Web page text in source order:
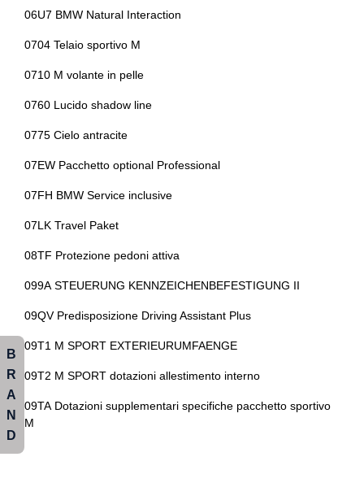
Sospensioni sportive
Specchietti retrovisori elettrici e riscaldabili
Spoiler
Kit attrezzi
Kit emergenza
Kit riparazione pneumatici / tirefit
Limitatore di velocità
Mild hybrid
Pacchetto
Personal esim
Personalizzazioni linea e stile
06U7 BMW Natural Interaction
0704 Telaio sportivo M
0710 M volante in pelle
0760 Lucido shadow line
0775 Cielo antracite
07EW Pacchetto optional Professional
07FH BMW Service inclusive
07LK Travel Paket
08TF Protezione pedoni attiva
099A STEUERUNG KENNZEICHENBEFESTIGUNG II
09QV Predisposizione Driving Assistant Plus
09T1 M SPORT EXTERIEURUMFAENGE
09T2 M SPORT dotazioni allestimento interno
09TA Dotazioni supplementari specifiche pacchetto sportivo
M
B
R
A
N
D